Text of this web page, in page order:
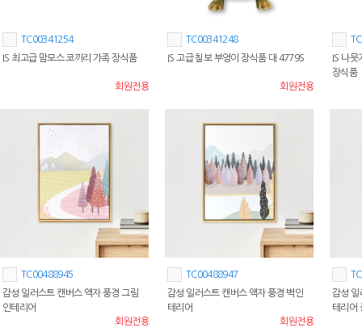
TC00341254
IS 최고급 맘모스 코끼리 가족 장식품
회원전용
TC00341248
IS 고급 칠보 부엉이 장식품 대 4779S
회원전용
IS 나뭇
장식품
TC00488945
감성 일러스트 캔버스 액자 풍경 그림
인테리어
회원전용
TC00488947
감성 일러스트 캔버스 액자 풍경 벽인
테리어
회원전용
감성 일
테리어